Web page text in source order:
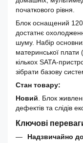
початкового рівня.
Блок оснащений
достатнє
шуму. Набір
материнської
кількох SATA-
зібрати базову
Стан товару:
Новий. Блок
дефектів та слідів
Ключові
Надзвичайно